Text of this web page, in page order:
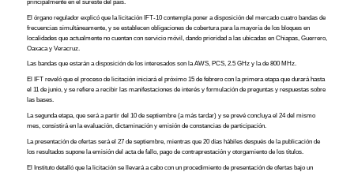
principalmente en el sureste del país.
El órgano regulador explicó que la licitación IFT-10 contempla poner a disposición del mercado cuatro bandas de
frecuencias simultáneamente, y se establecen obligaciones de cobertura para la mayoría de los bloques en
localidades que actualmente no cuentan con servicio móvil, dando prioridad a las ubicadas en Chiapas, Guerrero,
Oaxaca y Veracruz.
Las bandas que estarán a disposición de los interesados son la AWS, PCS, 2.5 GHz y la de 800 MHz.
El IFT reveló que el proceso de licitación iniciará el próximo 15 de febrero con la primera etapa que durará hasta
el 11 de junio, y se refiere a recibir las manifestaciones de interés y formulación de preguntas y respuestas sobre
las bases.
La segunda etapa, que será a partir del 10 de septiembre (a más tardar) y se prevé concluya el 24 del mismo
mes, consistirá en la evaluación, dictaminación y emisión de constancias de participación.
La presentación de ofertas será el 27 de septiembre, mientras que 20 días hábiles después de la publicación de
los resultados supone la emisión del acta de fallo, pago de contraprestación y otorgamiento de los títulos.
El Instituto detalló que la licitación se llevará a cabo con un procedimiento de presentación de ofertas bajo un